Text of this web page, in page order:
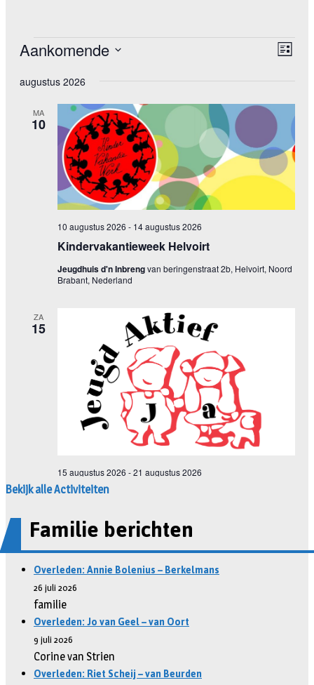
Bekijk alle Activiteiten
Familie berichten
Overleden: Annie Bolenius – Berkelmans
26 juli 2026
familie
Overleden: Jo van Geel – van Oort
9 juli 2026
Corine van Strien
Overleden: Riet Scheij – van Beurden